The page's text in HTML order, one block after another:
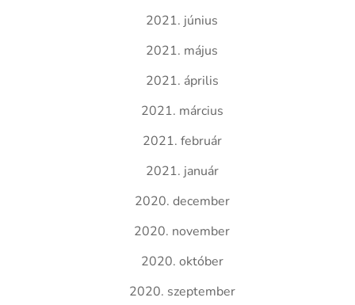
2021. június
2021. május
2021. április
2021. március
2021. február
2021. január
2020. december
2020. november
2020. október
2020. szeptember